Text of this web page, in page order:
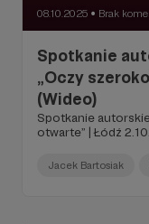
08.10.2025 ● Brak
Spotkanie
„Oczy
(Wideo)
Spotkanie
otwarte” | Łódź
Jacek Bartosiak